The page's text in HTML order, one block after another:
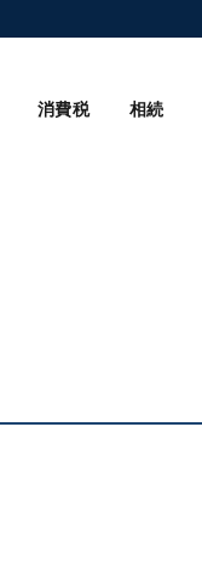
消費税 相続